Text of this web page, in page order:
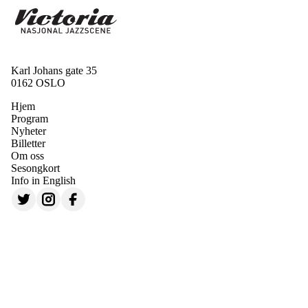
Karl Johans gate 35
0162 OSLO
Hjem
Program
Nyheter
Billetter
Om oss
Sesongkort
Info in English